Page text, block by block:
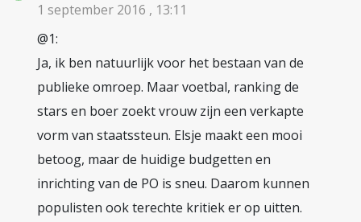
1 september 2016 , 13:11
@1:
Ja, ik ben natuurlijk voor het bestaan van de
publieke omroep. Maar voetbal, ranking de
stars en boer zoekt vrouw zijn een verkapte
vorm van staatssteun. Elsje maakt een mooi
betoog, maar de huidige budgetten en
inrichting van de PO is sneu. Daarom kunnen
populisten ook terechte kritiek er op uitten.